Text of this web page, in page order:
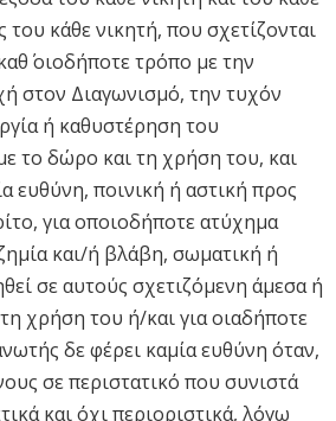
του κάθε νικητή, που σχετίζονται
οιοδήποτε τρόπο με την
στον Διαγωνισμό, την τυχόν
ή καθυστέρηση του
το δώρο και τη χρήση του, και
ευθύνη, ποινική ή αστική προς
για οποιοδήποτε ατύχημα
και/ή βλάβη, σωματική ή
σε αυτούς σχετιζόμενη άμεσα ή
χρήση του ή/και για οιαδήποτε
δε φέρει καμία ευθύνη όταν,
σε περιστατικό που συνιστά
και όχι περιοριστικά, λόγω